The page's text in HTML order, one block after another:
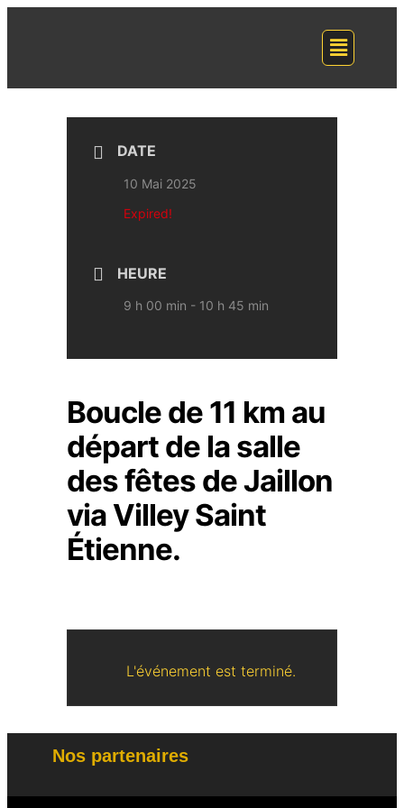
DATE
10 Mai 2025
Expired!
HEURE
9 h 00 min - 10 h 45 min
Boucle de 11 km au
départ de la salle
des fêtes de Jaillon
via Villey Saint
Étienne.
L'événement est terminé.
Nos partenaires